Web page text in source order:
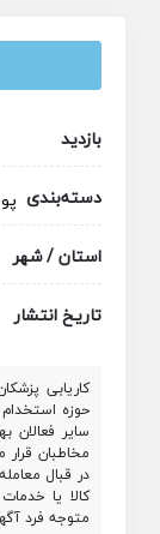
بازدید
دسته‌بندی
استان / شهر
تاریخ انتشار
کاریابی
حوزه
سایر فعالان
مخاطبان
در قبال
کالا یا
متوجه فرد